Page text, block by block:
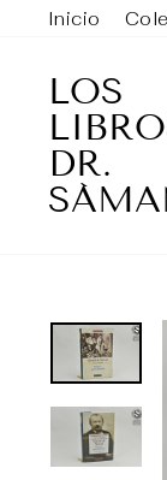
contenido
Inicio
LOS
DR.